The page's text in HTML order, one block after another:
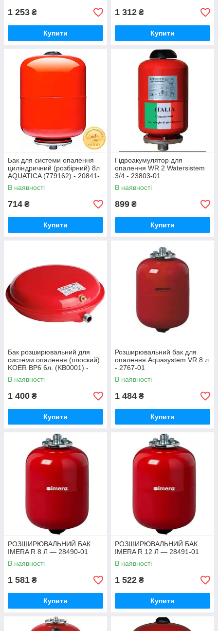
1 253 ₴
Купити
1 312 ₴
Купити
Бак для системи опалення
циліндричний (розбірний) 8л
AQUATICA (779162) - 20841-
01 281
В наявності
714 ₴
Купити
Гідроакумулятор для
опалення WR 2 Watersistem
3/4 - 23803-01
В наявності
899 ₴
Купити
Бак розширювальний для
системи опалення (плоский)
KOER BP6 6л. (KB0001) -
25648-01
В наявності
1 400 ₴
Купити
Розширювальний бак для
опалення Aquasystem VR 8 л
- 2767-01
В наявності
1 484 ₴
Купити
РОЗШИРЮВАЛЬНИЙ БАК
IMERA R 8 Л — 28490-01
В наявності
1 581 ₴
Купити
РОЗШИРЮВАЛЬНИЙ БАК
IMERA R 12 Л — 28491-01
В наявності
1 522 ₴
Купити